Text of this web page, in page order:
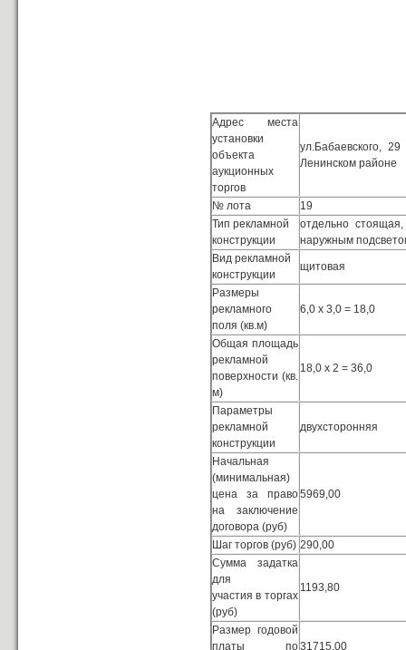
Адрес места
установки
объекта
аукционных
торгов
ул.Бабаевского,
Ленинском районе
№ лота
19
Тип рекламной
конструкции
отдельно
наружным
Вид рекламной
конструкции
щитовая
Размеры
рекламного
поля (кв.м)
6,0 х 3,0 = 18,0
Общая площадь
рекламной
поверхности (кв.
м)
18,0 х 2 = 36,0
Параметры
рекламной
конструкции
двухсторонняя
Начальная
(минимальная)
цена за право
на заключение
договора (руб)
5969,00
Шаг торгов (руб) 290,00
Сумма задатка
для
участия в торгах
(руб)
1193,80
Размер годовой
платы по31715,00